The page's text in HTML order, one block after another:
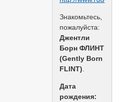
Знакомьтесь,
пожалуйста:
Джентли
Борн ФЛИНТ
(Gently Born
FLINT)
Дата
рождения: